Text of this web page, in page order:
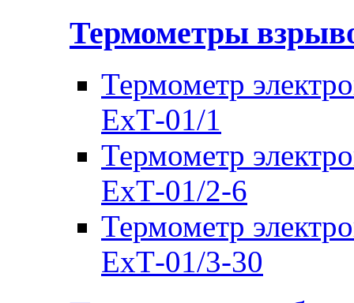
Термометры
Термометр
ЕхТ-01/1
Термометр
ЕхТ-01/2-6
Термометр
ЕхТ-01/3-30